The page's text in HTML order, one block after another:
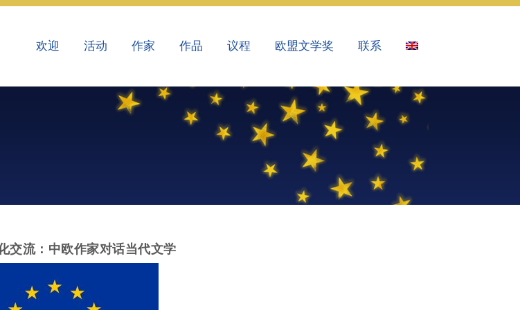
欢迎 活动 作家 作品 议程 欧盟文学奖 联系
交流：中欧作家对话当代文学